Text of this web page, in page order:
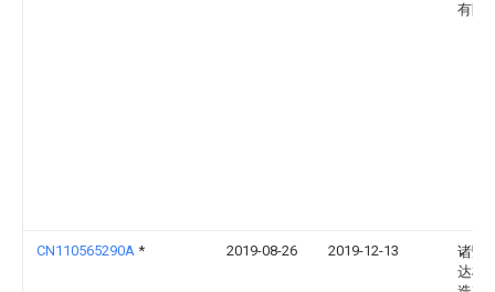
有限
CN110565290A * 2019-08-26 2019-12-13
诸暨
达机